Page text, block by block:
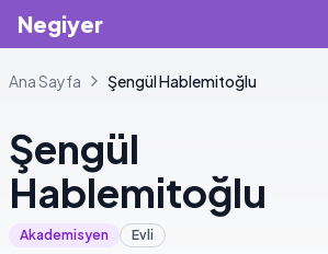
Negiyer
Ana Sayfa ŞengülHablemitoğlu
Şengül
Hablemitoğlu
Akademisyen Evli